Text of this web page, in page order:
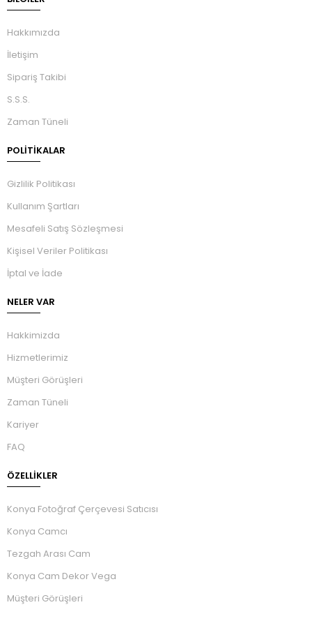
Hakkımızda
İletişim
Sipariş Takibi
S.S.S.
Zaman Tüneli
POLİTİKALAR
Gizlilik Politikası
Kullanım Şartları
Mesafeli Satış Sözleşmesi
Kişisel Veriler Politikası
İptal ve İade
NELER VAR
Hakkimizda
Hizmetlerimiz
Müşteri Görüşleri
Zaman Tüneli
Kariyer
FAQ
ÖZELLIKLER
Konya Fotoğraf Çerçevesi Satıcısı
Konya Camcı
Tezgah Arası Cam
Konya Cam Dekor Vega
Müşteri Görüşleri